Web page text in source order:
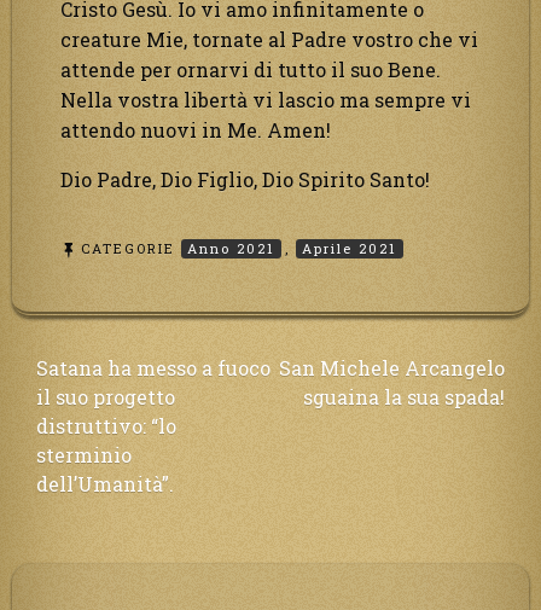
Cristo Gesù. Io vi amo infinitamente o
creature Mie, tornate al Padre vostro che vi
attende per ornarvi di tutto il suo Bene.
Nella vostra libertà vi lascio ma sempre vi
attendo nuovi in Me. Amen!
Dio Padre, Dio Figlio, Dio Spirito Santo!
CATEGORIE Anno 2021 , Aprile 2021
Navigazione
articoli
Satana ha messo a fuoco
il suo progetto
distruttivo: “lo
sterminio
dell’Umanità”.
San Michele Arcangelo
sguaina la sua spada!